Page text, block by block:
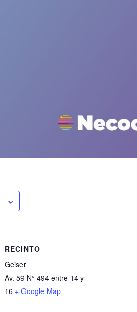
RECINTO
Geiser
Av. 59 N° 494 entre 14 y
16 + Google Map